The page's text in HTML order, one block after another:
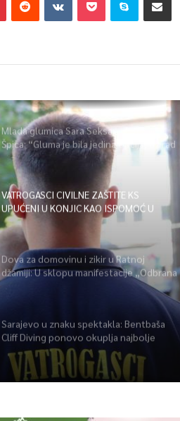
Mlada glumica Sara Seksan u emisiji
Špica: “Gluma je bila jedina opcija, uz rad
i disciplinu sve je moguće”
VATROGASCI CIVILNE ZAŠTITE KS
UPUĆENI U KONJIC KAO ISPOMOĆ U
GAŠENJU POŽARA
Dova za domovinu i zikir u Ratnoj
džamiji: U sklopu manifestacije „Odbrana
BiH – Igman 2026“ odana počast
Sarajevo u znaku spektakla: Bentbaša
Cliff Diving ponovo okuplja najbolje
skakače i vrhunsku zabavu